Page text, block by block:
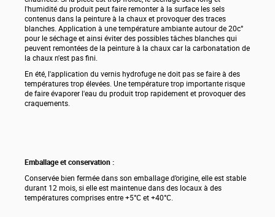
l'humidité du produit peut faire remonter à la surface les sels
contenus dans la peinture à la chaux et provoquer des traces
blanches. Application à une température ambiante autour de 20c°
pour le séchage et ainsi éviter des possibles tâches blanches qui
peuvent remontées de la peinture à la chaux car la carbonatation de
la chaux n'est pas fini.
En été, l'application du vernis hydrofuge ne doit pas se faire à des
températures trop élevées. Une température trop importante risque
de faire évaporer l'eau du produit trop rapidement et provoquer des
craquements.
Emballage et conservation :
Conservée bien fermée dans son emballage d’origine, elle est stable
durant 12 mois, si elle est maintenue dans des locaux à des
températures comprises entre +5°C et +40°C.